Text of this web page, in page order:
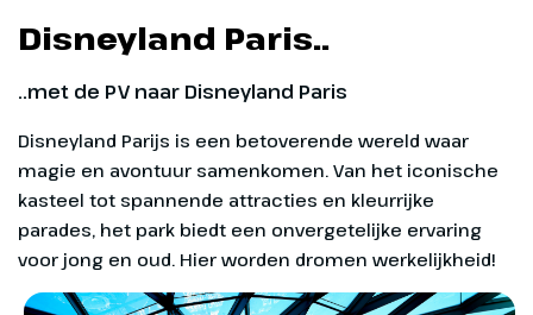
Disneyland Paris..
..met de PV naar Disneyland Paris
Disneyland Parijs is een betoverende wereld waar
magie en avontuur samenkomen. Van het iconische
kasteel tot spannende attracties en kleurrijke
parades, het park biedt een onvergetelijke ervaring
voor jong en oud. Hier worden dromen werkelijkheid!